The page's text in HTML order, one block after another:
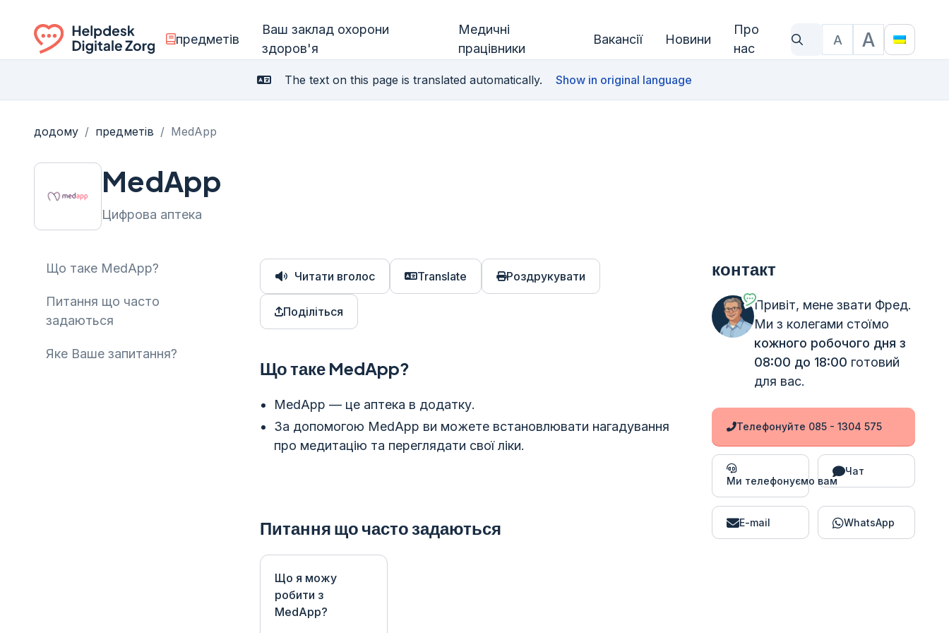
Ga naar de homepagina
предметів
Ваш заклад охорони
здоров'я
Медичні
працівники
Вакансії Новини
Про
нас
Що ти шукаєш?
Розмір тексту
A A
The text on this page is translated automatically. Show in original language
додому / предметів / MedApp
MedApp
Цифрова аптека
Що таке MedApp?
Питання що часто
задаються
Яке Ваше запитання?
Читати вголос Translate Роздрукувати
Поділіться
Що таке MedApp?
MedApp — це аптека в додатку.
За допомогою MedApp ви можете встановлювати нагадування
про медитацію та переглядати свої ліки.
Питання що часто задаються
Що я можу
робити з
MedApp?
контакт
Привіт, мене звати Фред.
Ми з колегами стоїмо
кожного робочого дня з
08:00 до 18:00 готовий
для вас.
Телефонуйте 085 - 1304 575
Ми телефонуємо вам
Чат
E-mail WhatsApp